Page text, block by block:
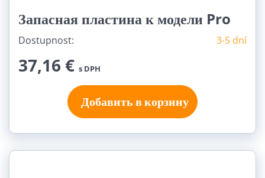
Запасная пластина к модели Pro
Dostupnost: 3-5 dní
37,16 € s DPH
Добавить в корзину